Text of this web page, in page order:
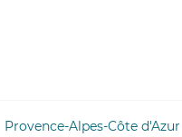
Provence-Alpes-Côte d'Azur